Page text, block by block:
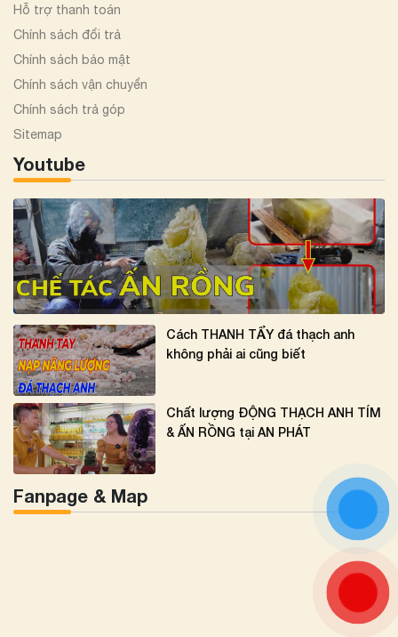
Hỗ trợ thanh toán
Chính sách đổi trả
Chính sách bảo mật
Chính sách vận chuyển
Chính sách trả góp
Sitemap
Youtube
Cách THANH TẨY đá thạch anh
không phải ai cũng biết
Chất lượng ĐỘNG THẠCH ANH TÍM
& ẤN RỒNG tại AN PHÁT
Fanpage & Map